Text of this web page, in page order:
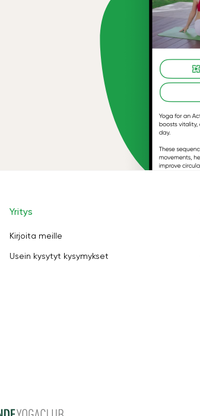
Yritys
Kirjoita meille
Usein kysytyt kysymykset